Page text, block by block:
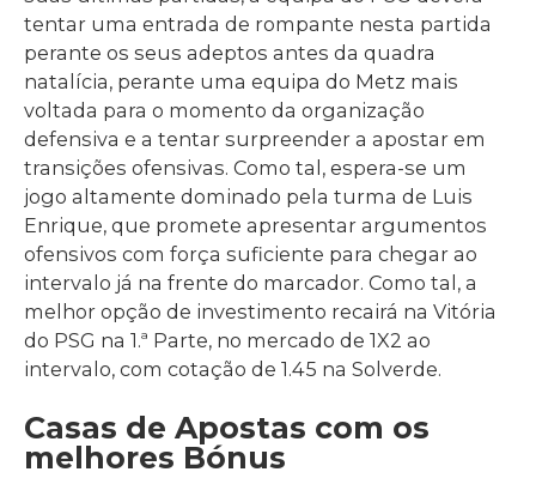
tentar uma entrada de rompante nesta partida
perante os seus adeptos antes da quadra
natalícia, perante uma equipa do Metz mais
voltada para o momento da organização
defensiva e a tentar surpreender a apostar em
transições ofensivas. Como tal, espera-se um
jogo altamente dominado pela turma de Luis
Enrique, que promete apresentar argumentos
ofensivos com força suficiente para chegar ao
intervalo já na frente do marcador. Como tal, a
melhor opção de investimento recairá na Vitória
do PSG na 1.ª Parte, no mercado de 1X2 ao
intervalo, com cotação de 1.45 na Solverde.
Casas de Apostas com os
melhores Bónus